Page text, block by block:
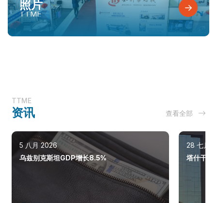
照片
TTME
TTME
资讯 查看全部
5 八月 2026
乌兹别克斯坦GDP增长8.5%
28 七月
塔什干巩